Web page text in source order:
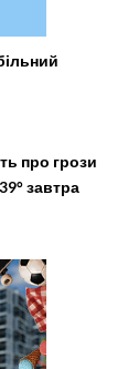
про грози
завтра